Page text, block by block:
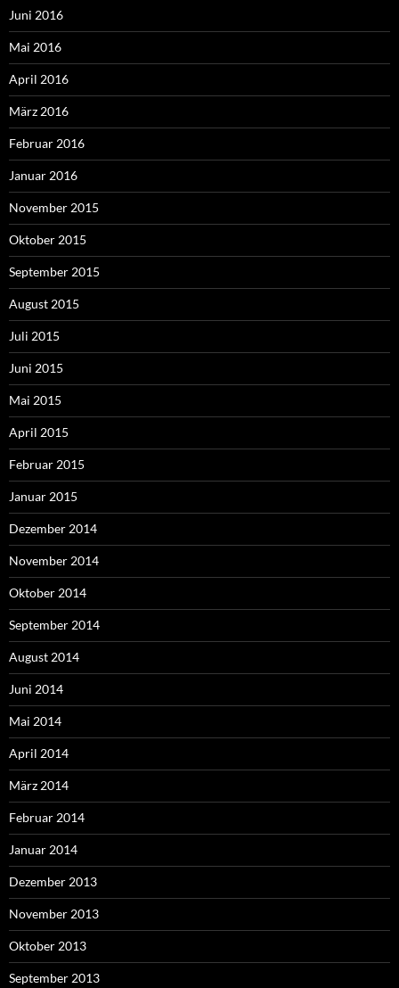
Juni 2016
Mai 2016
April 2016
März 2016
Februar 2016
Januar 2016
November 2015
Oktober 2015
September 2015
August 2015
Juli 2015
Juni 2015
Mai 2015
April 2015
Februar 2015
Januar 2015
Dezember 2014
November 2014
Oktober 2014
September 2014
August 2014
Juni 2014
Mai 2014
April 2014
März 2014
Februar 2014
Januar 2014
Dezember 2013
November 2013
Oktober 2013
September 2013